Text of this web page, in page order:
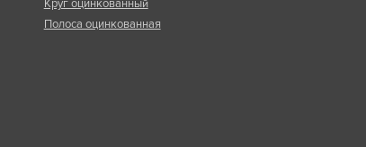
Круг оцинкованный
Полоса оцинкованная